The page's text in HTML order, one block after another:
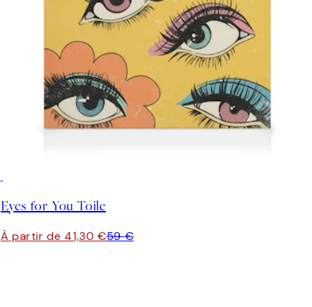
Eyes for You Toile
À partir de 41,30 €59 €